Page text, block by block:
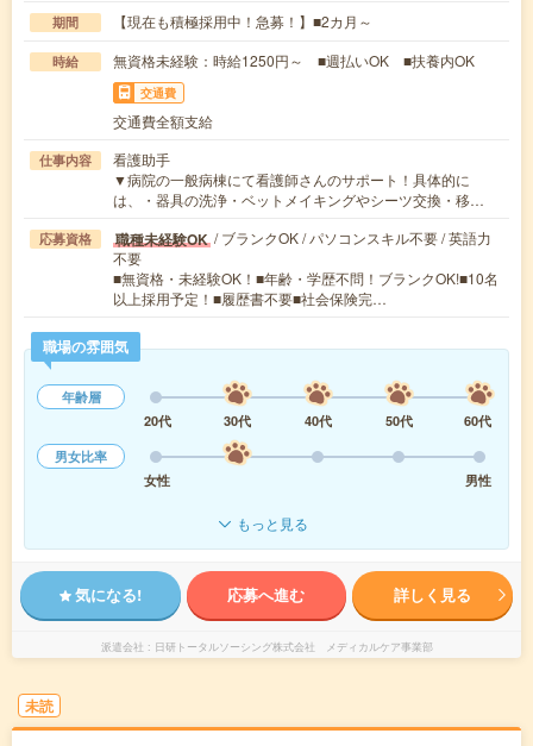
期間 【現在も積極採用中！急募！】■2カ月～
時給 無資格未経験：時給1250円～ ■週払いOK ■扶養内OK
交通費
交通費全額支給
仕事内容
看護助手
▼病院の一般病棟にて看護師さんのサポート！具体的に
は、・器具の洗浄・ベットメイキングやシーツ交換・移…
応募資格 職種未経験OK / ブランクOK / パソコンスキル不要 / 英語力
不要
■無資格・未経験OK！■年齢・学歴不問！ブランクOK!■10名
以上採用予定！■履歴書不要■社会保険完…
職場の雰囲気
年齢層
20代
30代 40代 50代
60代
男女比率
女性
男性
もっと見る
気になる! 応募へ進む 詳しく見る
派遣会社 日研トータルソーシング株式会社 メディカルケア事業部
未読